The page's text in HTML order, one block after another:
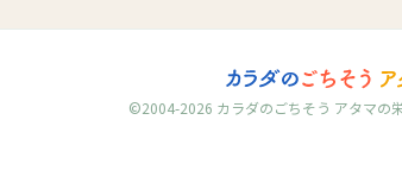
©2004-2026 カラダのごちそう アタマの